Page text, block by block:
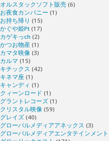
オルスタックソフト販売 (6)
お夜食カンパニー (1)
お持ち帰り (15)
かぐや姫Pt (17)
カゲキっch (2)
かつお物産 (1)
カマタ映像 (3)
カルマ (15)
キチックス (42)
キネマ座 (1)
キャンディ (1)
クィーンロード (1)
グラントレコーズ (1)
クリスタル映像 (59)
グレイズ (40)
グローバルメディアアネックス (3)
グローバルメディアエンタテインメント